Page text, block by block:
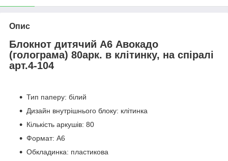
Опис
Блокнот дитячий А6 Авокадо
(голограма) 80арк. в клітинку, на спіралі
арт.4-104
Тип паперу: білий
Дизайн внутрішнього блоку: клітинка
Кількість аркушів: 80
Формат: А6
Обкладинка: пластикова